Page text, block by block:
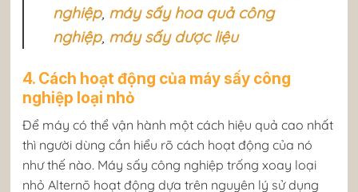
nghiệp, máy sấy hoa quả công
nghiệp, máy sấy dược liệu
4. Cách hoạt động của máy sấy công
nghiệp loại nhỏ
Để máy có thể vận hành một cách hiệu quả cao nhất
thì người dùng cần hiểu rõ cách hoạt động của nó
như thế nào. Máy sấy công nghiệp trống xoay loại
nhỏ Alternō hoạt động dựa trên nguyên lý sử dụng